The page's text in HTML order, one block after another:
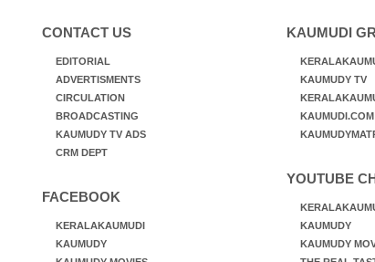
CONTACT US
EDITORIAL
ADVERTISMENTS
CIRCULATION
BROADCASTING
KAUMUDY TV ADS
CRM DEPT
FACEBOOK
KERALAKAUMUDI
KAUMUDY
KAUMUDI
KAUMUDY TV
KAUMUDI.COM
YOUTUBE
KAUMUDY
KAUMUDY